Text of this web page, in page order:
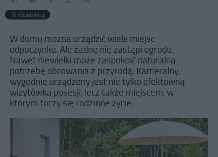
W domu można urządzić wiele miejsc
odpoczynku. Ale żadne nie zastąpi ogrodu.
Nawet niewielki może zaspokoić naturalną
potrzebę obcowania z przyrodą. Kameralny,
wygodnie urządzony jest nie tylko efektowną
wizytówka posesji, lecz także miejscem, w
którym toczy się rodzinne życie.